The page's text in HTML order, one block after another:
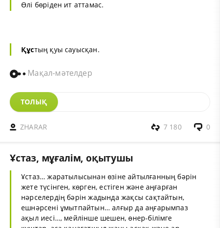
Өлі бөріден ит аттамас.
Құстың қуы сауысқан.
Мақал-мәтелдер
ТОЛЫҚ
ZHARAR 0
7 180
Ұстаз, мұғалім, оқытушы
Ұстаз… жаратылысынан өзіне айтылғанның бәрін
жете түсінген, көрген, естіген және аңғарған
нәрселердің бәрін жадында жақсы сақтайтын,
ешнәрсені ұмытпайтын… алғыр да аңғарымпаз
ақыл иесі…, мейлінше шешен, өнер-білімге